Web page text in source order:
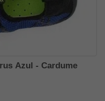
Azul - Cardume